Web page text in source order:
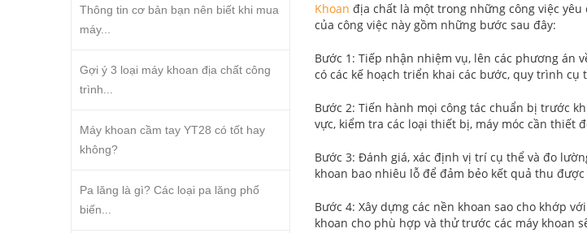
Thông tin cơ bản bạn nên biết khi mua
máy...
Gợi ý 3 loại máy khoan địa chất công
trình...
Máy khoan cầm tay YT28 có tốt hay
không?
Pa lăng là gì? Các loại pa lăng phổ
biến...
Khoan địa chất là một trong những công việc
của công việc này gồm những bước sau đây:
Bước 1: Tiếp nhận nhiệm vụ, lên các phương án
có các kế hoạch triển khai các bước, quy trình cụ
Bước 2: Tiến hành mọi công tác chuẩn bị trước
vực, kiểm tra các loại thiết bị, máy móc cần thiết
Bước 3: Đánh giá, xác định vị trí cụ thể và đo
khoan bao nhiêu lỗ để đảm bẻo kết quả thu
Bước 4: Xây dựng các nền khoan sao cho khớp
khoan cho phù hợp và thử trước các máy khoan